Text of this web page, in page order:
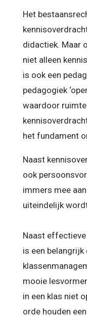
Het
didactiek. Maar
niet alleen
is ook een
pedagogiek
waardoor
het fundament
Naast
ook
immers mee
uiteindelijk
Naast
is een
mooie
in een klas niet
orde houden